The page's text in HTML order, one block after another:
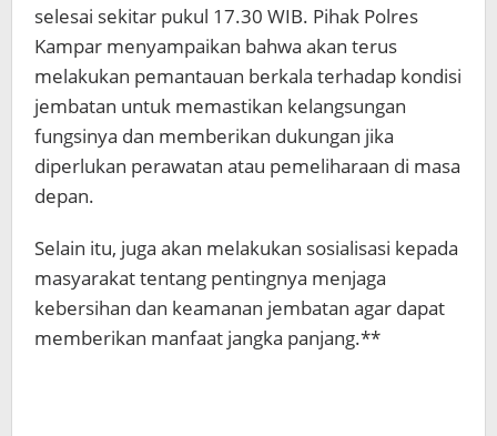
selesai sekitar pukul 17.30 WIB. Pihak Polres
Kampar menyampaikan bahwa akan terus
melakukan pemantauan berkala terhadap kondisi
jembatan untuk memastikan kelangsungan
fungsinya dan memberikan dukungan jika
diperlukan perawatan atau pemeliharaan di masa
depan.
Selain itu, juga akan melakukan sosialisasi kepada
masyarakat tentang pentingnya menjaga
kebersihan dan keamanan jembatan agar dapat
memberikan manfaat jangka panjang.**